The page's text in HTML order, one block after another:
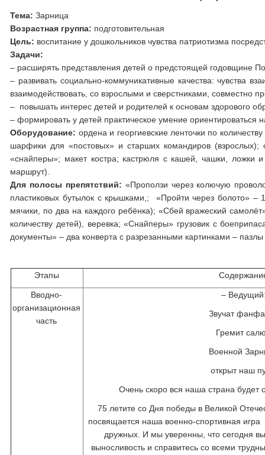
Тема: Зарница
Возрастная группа: подготовительная
Цель: воспитание у дошкольников чувства патриотизма
Задачи:
– расширять представления детей о предстоящей годовщине
– развивать социально-коммуникативные качества: чувства
взаимодействовать, со взрослыми и сверстниками, совместно
– повышать интерес детей и родителей к основам здорового
– формировать у детей практическое умение
Оборудование: ордена и георгиевские ленточки по
шарфики для «постовых» и старших командиров
«снайперы»; макет костра; кастрюля с кашей, чашки,
маршрут).
Для полосы препятствий: «Проползи через колючую
пластиковых бутылок с крышками,; «Пройти через болото»
мячики, по два на каждого ребёнка); «Сбей вражеский
количеству детей), веревка; «Снайперы» грузовик с
документы» – два конверта с разрезанными картинками –
Этапы
Вводно-
организационная
часть
–
Звучат
Гремит
Военной
открыт наш
Очень скоро вся наша страна будет
75 летите со Дня победы в Великой
посвящается наша военно-спортивная
дружных. И мы уверенны, что сегодня
выносливость и справитесь со всеми